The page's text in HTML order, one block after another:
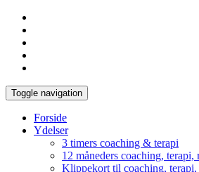
Toggle navigation
Forside
Ydelser
3 timers coaching & terapi
12 måneders coaching,
Klippekort til coaching, terapi,